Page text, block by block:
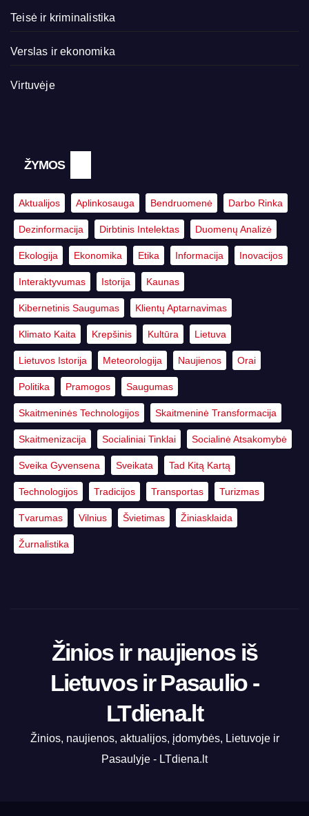
Teisė ir kriminalistika
Verslas ir ekonomika
Virtuvėje
ŽYMOS
Aktualijos Aplinkosauga Bendruomenė Darbo Rinka
Dezinformacija Dirbtinis Intelektas Duomenų Analizė
Ekologija Ekonomika Etika Informacija Inovacijos
Interaktyvumas Istorija Kaunas
Kibernetinis Saugumas Klientų Aptarnavimas
Klimato Kaita Krepšinis Kultūra Lietuva
Lietuvos Istorija Meteorologija Naujienos Orai
Politika Pramogos Saugumas
Skaitmeninės Technologijos Skaitmeninė Transformacija
Skaitmenizacija Socialiniai Tinklai Socialinė Atsakomybė
Sveika Gyvensena Sveikata Tad Kitą Kartą
Technologijos Tradicijos Transportas Turizmas
Tvarumas Vilnius Švietimas Žiniasklaida
Žurnalistika
Žinios ir naujienos iš
Lietuvos ir Pasaulio -
LTdiena.lt
Žinios, naujienos, aktualijos, įdomybės, Lietuvoje ir
Pasaulyje - LTdiena.lt